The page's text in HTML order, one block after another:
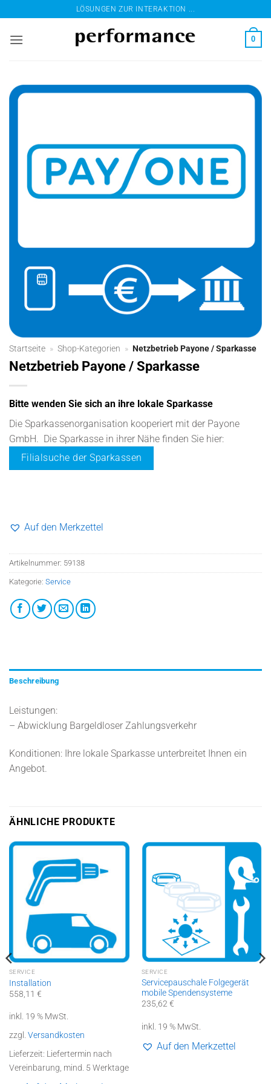
Inhalt
springen
LÖSUNGEN ZUR INTERAKTION ...
0
Startseite » Shop-Kategorien » Netzbetrieb Payone / Sparkasse
Netzbetrieb Payone / Sparkasse
Bitte wenden Sie sich an ihre lokale Sparkasse
Die Sparkassenorganisation kooperiert mit der Payone
GmbH. Die Sparkasse in ihrer Nähe finden Sie hier:
Filialsuche der Sparkassen
Auf den Merkzettel
Artikelnummer: 59138
Kategorie: Service
Beschreibung
Leistungen:
– Abwicklung Bargeldloser Zahlungsverkehr
Konditionen: Ihre lokale Sparkasse unterbreitet Ihnen ein
Angebot.
ÄHNLICHE PRODUKTE
SERVICE
Installation
558,11 €
inkl. 19 % MwSt.
zzgl. Versandkosten
Lieferzeit: Liefertermin nach
Vereinbarung, mind. 5 Werktage
SERVICE
Servicepauschale Folgegerät
mobile Spendensysteme
235,62 €
inkl. 19 % MwSt.
Auf den Merkzettel